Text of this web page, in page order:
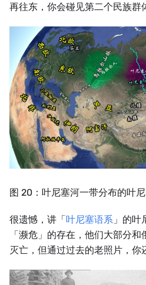
再往东，你会碰见第二个民族
图 20：叶尼塞河一带分布的叶
很遗憾，讲「 叶尼塞语系 」的叶
「濒危」的存在，他们大部分
灭亡，但通过过去的老照片，